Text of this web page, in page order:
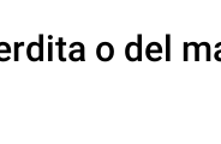
o del